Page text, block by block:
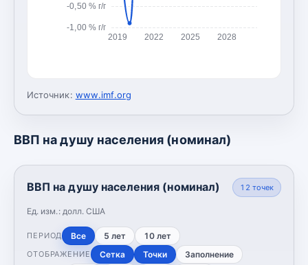
-1,00 % г/г
-0,50 % г/г
2019 2022 2025 2028
Источник: www.imf.org
ВВП на душу населения (номинал)
ВВП на душу населения (номинал)
Ед. изм.: долл. США
12 точек
ПЕРИОД Все 5 лет 10 лет
ОТОБРАЖЕНИЕ Сетка Точки Заполнение